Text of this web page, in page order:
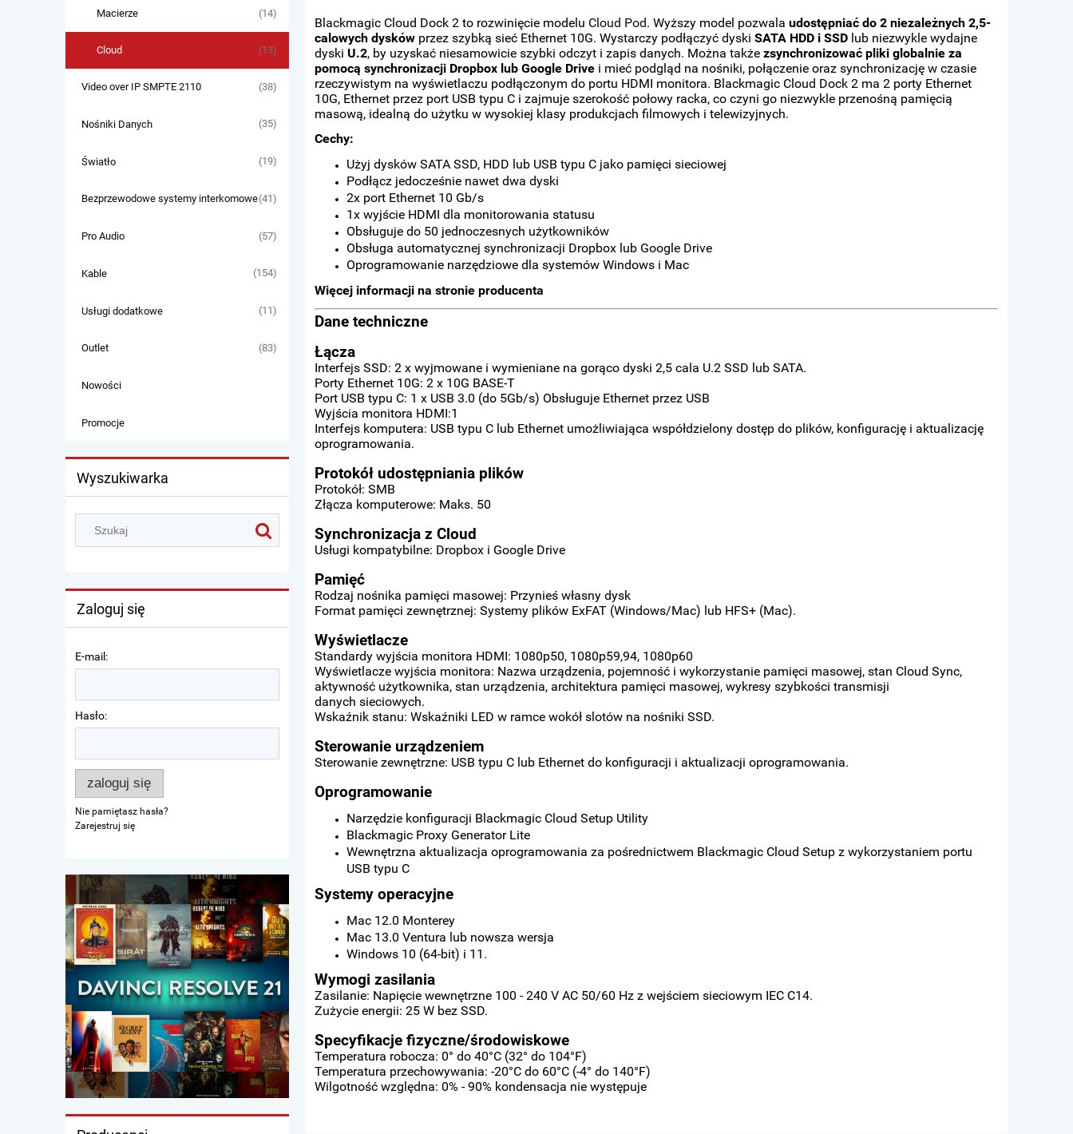
Macierze (14)
Cloud (13)
Video over IP SMPTE 2110 (38)
Nośniki Danych (35)
Światło (19)
Bezprzewodowe systemy interkomowe(41)
Pro Audio (57)
Kable (154)
Usługi dodatkowe (11)
Outlet (83)
Nowości
Promocje
Wyszukiwarka
Zaloguj się
E-mail:
Hasło:
zaloguj się
Nie pamiętasz hasła?
Zarejestruj się
Blackmagic Cloud Dock 2 to rozwinięcie modelu Cloud Pod. Wyższy model pozwala udostępniać do 2 niezależnych 2,5-
calowych dysków przez szybką sieć Ethernet 10G. Wystarczy podłączyć dyski SATA HDD i SSD lub niezwykle wydajne
dyski U.2, by uzyskać niesamowicie szybki odczyt i zapis danych. Można także zsynchronizować pliki globalnie za
pomocą synchronizacji Dropbox lub Google Drive i mieć podgląd na nośniki, połączenie oraz synchronizację w czasie
rzeczywistym na wyświetlaczu podłączonym do portu HDMI monitora. Blackmagic Cloud Dock 2 ma 2 porty Ethernet
10G, Ethernet przez port USB typu C i zajmuje szerokość połowy racka, co czyni go niezwykle przenośną pamięcią
masową, idealną do użytku w wysokiej klasy produkcjach filmowych i telewizyjnych.
Cechy:
Użyj dysków SATA SSD, HDD lub USB typu C jako pamięci sieciowej
Podłącz jedocześnie nawet dwa dyski
2x port Ethernet 10 Gb/s
1x wyjście HDMI dla monitorowania statusu
Obsługuje do 50 jednoczesnych użytkowników
Obsługa automatycznej synchronizacji Dropbox lub Google Drive
Oprogramowanie narzędziowe dla systemów Windows i Mac
Więcej informacji na stronie producenta
Dane techniczne
Łącza
Interfejs SSD: 2 x wyjmowane i wymieniane na gorąco dyski 2,5 cala U.2 SSD lub SATA.
Porty Ethernet 10G: 2 x 10G BASE-T
Port USB typu C: 1 x USB 3.0 (do 5Gb/s) Obsługuje Ethernet przez USB
Wyjścia monitora HDMI:1
Interfejs komputera: USB typu C lub Ethernet umożliwiająca współdzielony dostęp do plików, konfigurację i aktualizację
oprogramowania.
Protokół udostępniania plików
Protokół: SMB
Złącza komputerowe: Maks. 50
Synchronizacja z Cloud
Usługi kompatybilne: Dropbox i Google Drive
Pamięć
Rodzaj nośnika pamięci masowej: Przynieś własny dysk
Format pamięci zewnętrznej: Systemy plików ExFAT (Windows/Mac) lub HFS+ (Mac).
Wyświetlacze
Standardy wyjścia monitora HDMI: 1080p50, 1080p59,94, 1080p60
Wyświetlacze wyjścia monitora: Nazwa urządzenia, pojemność i wykorzystanie pamięci masowej, stan Cloud Sync,
aktywność użytkownika, stan urządzenia, architektura pamięci masowej, wykresy szybkości transmisji
danych sieciowych.
Wskaźnik stanu: Wskaźniki LED w ramce wokół slotów na nośniki SSD.
Sterowanie urządzeniem
Sterowanie zewnętrzne: USB typu C lub Ethernet do konfiguracji i aktualizacji oprogramowania.
Oprogramowanie
Narzędzie konfiguracji Blackmagic Cloud Setup Utility
Blackmagic Proxy Generator Lite
Wewnętrzna aktualizacja oprogramowania za pośrednictwem Blackmagic Cloud Setup z wykorzystaniem portu
USB typu C
Systemy operacyjne
Mac 12.0 Monterey
Mac 13.0 Ventura lub nowsza wersja
Windows 10 (64-bit) i 11.
Wymogi zasilania
Zasilanie: Napięcie wewnętrzne 100 - 240 V AC 50/60 Hz z wejściem sieciowym IEC C14.
Zużycie energii: 25 W bez SSD.
Specyfikacje fizyczne/środowiskowe
Temperatura robocza: 0° do 40°C (32° do 104°F)
Temperatura przechowywania: -20°C do 60°C (-4° do 140°F)
Wilgotność względna: 0% - 90% kondensacja nie występuje